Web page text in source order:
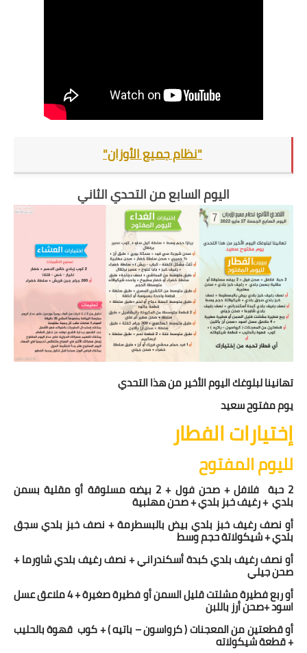
"نظام جميع الأوزان"
اليوم السابع من التحدي الثاني
تهانينا لبلوغك اليوم الأخير من هذا التحدي
يوم مفتوح سعيد
إختيارات الفطار
لليوم المفتوح
2 حبة فلافل + صحن فول + 2 بيضه مسلوقة أو مقلية بسمن
بلدي + رغيف خبز بلدي + صحن مهلبية
أو نصف رغيف خبز بلدي بيض بالبسطرمة + نصف خبز بلدي سجق
بلدي + شيكولاتة حجم وسط
أو نصف رغيف بلدي كبدة أسكندراني + نصف رغيف بلدي شاورما +
صحن جيلي
أو ربع فطيرة مشلتت قليل السمن أو فطيرة صغيرة + 4 ملاعق عسل
اسود +صحن أرز باللبن
أو قطعتين من المعجنات ( كرواسون – باتيه ) + كوب قهوة بالحليب
+ قطعة شيكولاته